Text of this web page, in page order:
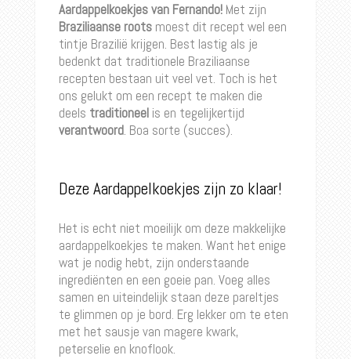
Aardappelkoekjes van Fernando!Met zijn
Braziliaanse rootsmoest dit recept wel een
tintje Brazilië krijgen. Best lastig als je
bedenkt dat traditionele Braziliaanse
recepten bestaan uit veel vet. Toch is het
ons gelukt om een recept te maken die
deels traditioneelis en tegelijkertijd
verantwoord. Boa sorte (succes).
Deze Aardappelkoekjes zijn zo klaar!
Het is echt niet moeilijk om deze makkelijke
aardappelkoekjes te maken. Want het enige
wat je nodig hebt, zijn onderstaande
ingrediënten en een goeie pan. Voeg alles
samen en uiteindelijk staan deze pareltjes
te glimmen op je bord. Erg lekker om te eten
met het sausje van magere kwark,
peterselie en knoflook.